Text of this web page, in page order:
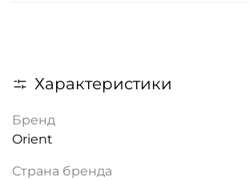
Характеристики
Бренд
Orient
Страна бренда